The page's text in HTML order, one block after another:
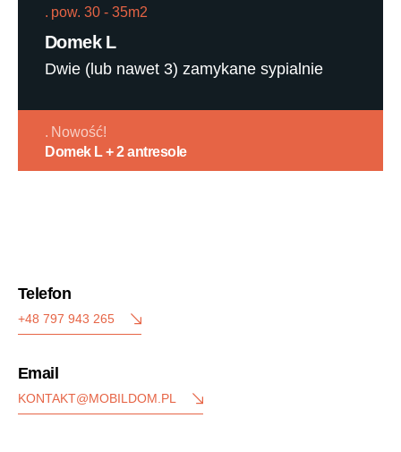
pow. 30 - 35m2
Domek L
Dwie (lub nawet 3) zamykane sypialnie
Nowość!
Domek L + 2 antresole
Telefon
+48 797 943 265
Email
KONTAKT@MOBILDOM.PL